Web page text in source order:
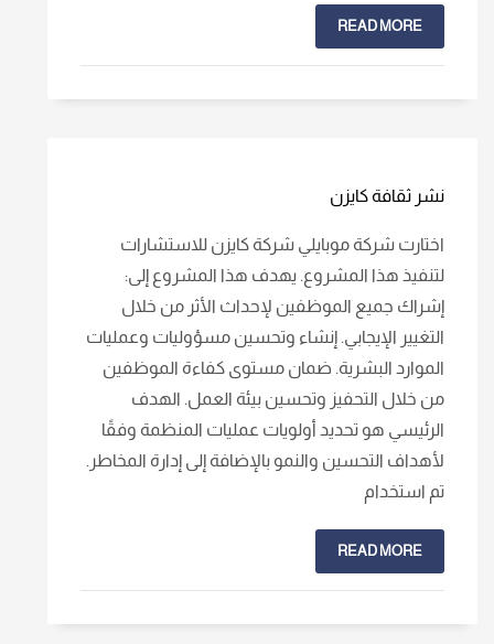
READ MORE
نشر ثقافة كايزن
اختارت شركة موبايلي شركة كايزن للاستشارات
لتنفيذ هذا المشروع. يهدف هذا المشروع إلى:
إشراك جميع الموظفين لإحداث الأثر من خلال
التغيير الإيجابي. إنشاء وتحسين مسؤوليات وعمليات
الموارد البشرية. ضمان مستوى كفاءة الموظفين
من خلال التحفيز وتحسين بيئة العمل. الهدف
الرئيسي هو تحديد أولويات عمليات المنظمة وفقًا
لأهداف التحسين والنمو بالإضافة إلى إدارة المخاطر.
تم استخدام
READ MORE